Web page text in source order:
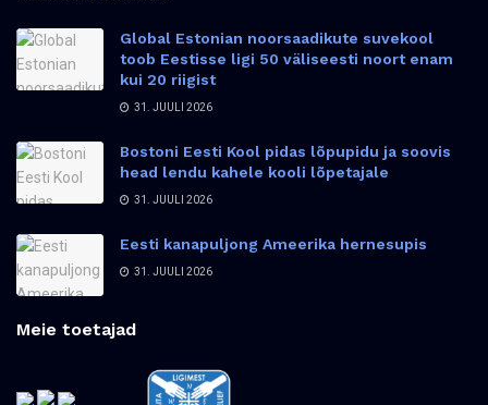
Global Estonian noorsaadikute suvekool
toob Eestisse ligi 50 väliseesti noort enam
kui 20 riigist
31. JUULI 2026
Bostoni Eesti Kool pidas lõpupidu ja soovis
head lendu kahele kooli lõpetajale
31. JUULI 2026
Eesti kanapuljong Ameerika hernesupis
31. JUULI 2026
Meie toetajad